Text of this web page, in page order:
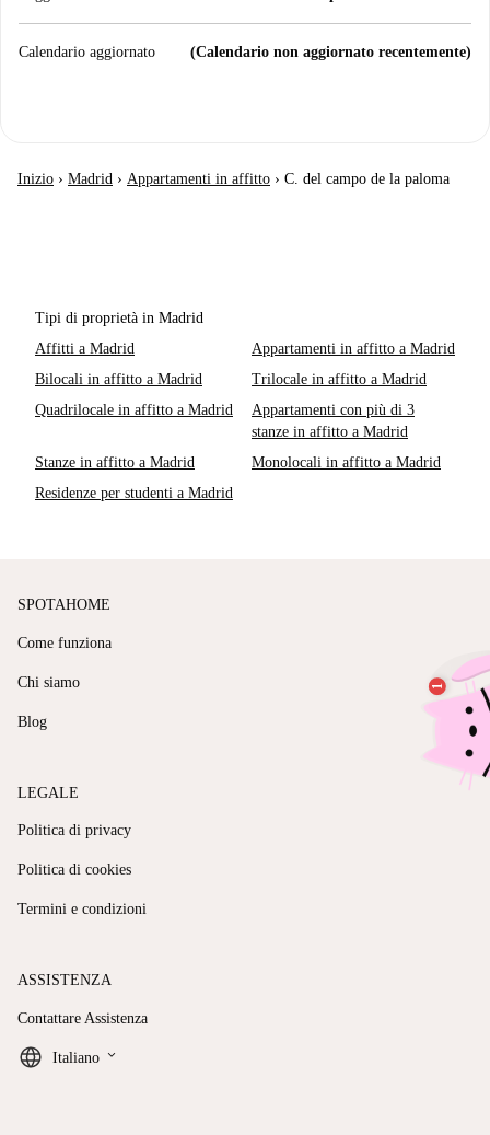
Calendario aggiornato (Calendario non aggiornato recentemente)
Inizio › Madrid › Appartamenti in affitto › C. del campo de la paloma
Tipi di proprietà in Madrid
Affitti a Madrid
Appartamenti in affitto a Madrid
Bilocali in affitto a Madrid
Trilocale in affitto a Madrid
Quadrilocale in affitto a Madrid
Appartamenti con più di 3
stanze in affitto a Madrid
Stanze in affitto a Madrid
Monolocali in affitto a Madrid
Residenze per studenti a Madrid
SPOTAHOME
Come funziona
Chi siamo
Blog
LEGALE
Politica di privacy
Politica di cookies
Termini e condizioni
ASSISTENZA
Contattare Assistenza
Italiano keyboard_arrow_down